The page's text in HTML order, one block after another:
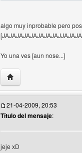
algo muy inprobable pero
Yo una ves [aun nose...]
Visitar sitio web del
21-04-2009, 20:53
Título del mensaje:
jeje xD